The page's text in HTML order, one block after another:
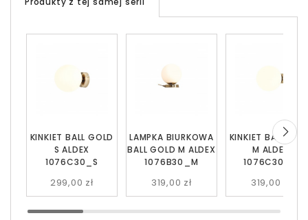
LAMPKA BIURKOWA
BALL GOLD M ALDEX
1076B30_M
319,00 zł
KINKIET BALL
M ALDEX
1076C30_M
319,00 zł
KINKIET BALL GOLD
S ALDEX
1076C30_S
299,00 zł